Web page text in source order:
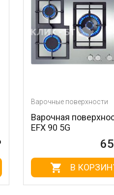
Варочные поверхности
Варочная поверхность Teka
EFX 90 5G
65 070 Р
В КОРЗИНУ